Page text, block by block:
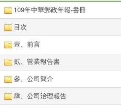
109年中華郵政年報-書冊
目次
壹、前言
貳、營業報告書
參、公司簡介
肆、公司治理報告